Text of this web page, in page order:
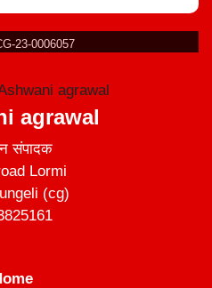
23-0006057
agrawal
संपादक
Lormi
(cg)